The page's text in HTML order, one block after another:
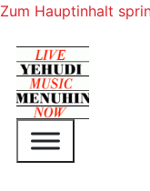
Zum Hauptinhalt